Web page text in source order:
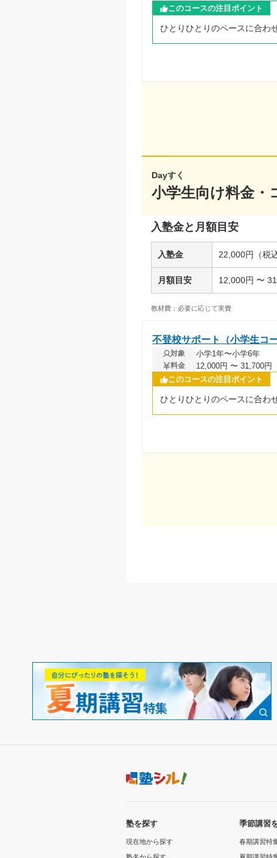
このコースの注目ポイント
ひとりひとりのペースに合わ
Dayすく
小学生向け料金・
入塾金と月額目安
入塾金 22,000円（税込
月額目安 12,000円 〜
教材費：必要に応じて実費
不登校サポート（小学生コー
対象 小学1年〜小学6年
料金
12,000円 〜 31,700円
このコースの注目ポイント
ひとりひとりのペースに合わ
塾を探す
現在地から探す
塾名から探す
季節講習
春期講習特
夏期講習特